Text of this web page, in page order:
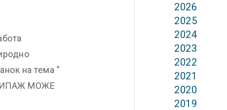
на тема ”
МОЖЕ
2026
2025
2024
2023
2022
2021
2020
2019